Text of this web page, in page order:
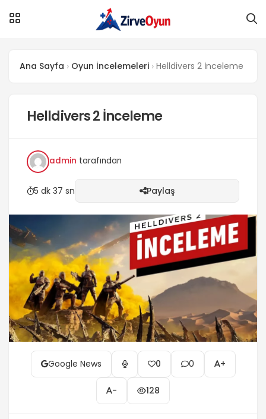
Ana Sayfa Oyun İncelemeleri Helldivers 2 İnceleme
Helldivers 2 İnceleme
admin tarafından
5 dk 37 sn Paylaş
Google News 0 0 +
- 128